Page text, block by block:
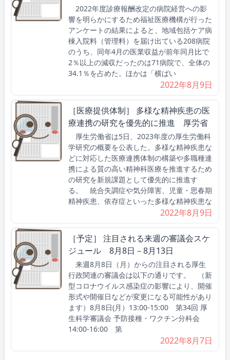
2022年度診療報酬改定の病院経営への影
響を明らかにするため福祉医療機構が行った
アンケートの結果によると、地域包括ケア病
棟入院料（管理料）を届け出ている208病院
のうち、同年4月の医業収益が前年同月比で
2％以上の減収だったのは71病院で、全体の
34.1％を占めた。ほかは「横ばい
2022年8月9日
［医療提供体制］ 多様な精神疾患の医
療連携の研究を優先的に推進 厚労省
厚生労働省は5日、2023年度の厚生労働科
学研究の概要を公表した。多様な精神疾患な
どに対応した医療連携体制の構築や多職種連
携による質の高い精神科医療を推進するため
の研究を新規課題として優先的に推進す
る。 統合失調症や気分障害、児童・思春期
精神疾患、依存症といった多様な精神疾患な
2022年8月9日
［予定］ 注目される来週の審議会スケ
ジュール 8月8日－8月13日
来週8月8日（月）からの注目される厚生
行政関連の審議会は以下の通りです。 （新
型コロナウイルス感染症の影響により、開催
形式や開催日などが変更になる可能性があり
ます）8月8日(月）13:00-15:00 第34回 厚
生科学審議会 予防接種・ワクチン分科会
14:00-16:00 第
2022年8月7日